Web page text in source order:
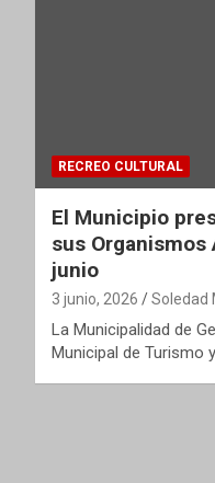
RECREO CULTURAL
El Municipio
sus
junio
3 junio, 2026 Soledad
La Municipalidad de
Municipal de Turismo